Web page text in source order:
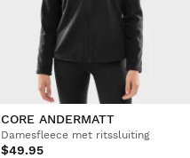
CORE ANDERMATT
Damesfleece met ritssluiting
$49.95